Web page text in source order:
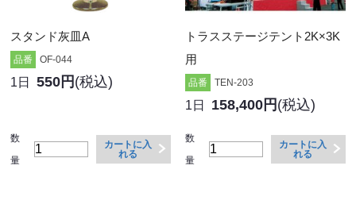
スタンド灰皿A
品番 OF-044
1日 550円 (税込)
数
量
カートに入
れる
トラスステージテント2K×3K
用
品番 TEN-203
1日 158,400円 (税込)
数
量
カートに入
れる